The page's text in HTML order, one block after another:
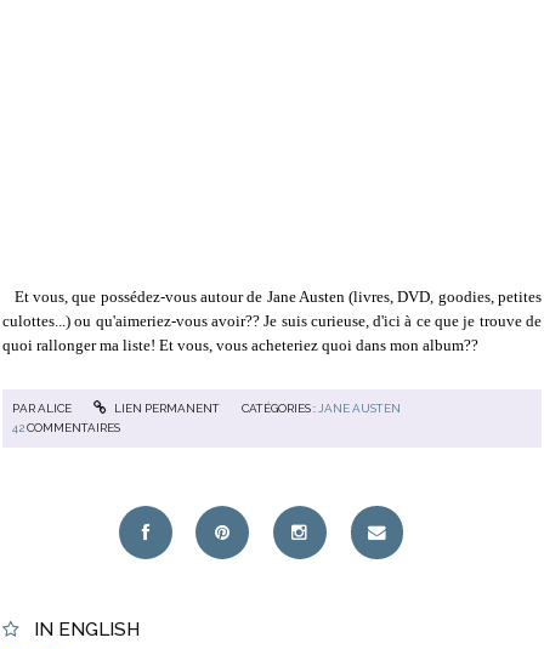
Et vous, que possédez-vous autour de Jane Austen (livres, DVD, goodies, petites
culottes...) ou qu'aimeriez-vous avoir?? Je suis curieuse, d'ici à ce que je trouve de
quoi rallonger ma liste! Et vous, vous acheteriez quoi dans mon album??
PARALICE LIEN PERMANENT CATÉGORIES : JANE AUSTEN
42COMMENTAIRES
IN ENGLISH